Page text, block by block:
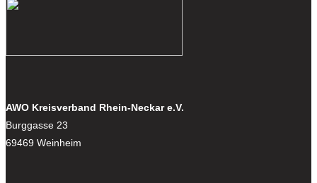
AWO Kreisverband Rhein-Neckar e.V.
Burggasse 23
69469 Weinheim